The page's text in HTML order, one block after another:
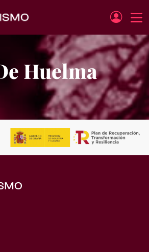
principal
Huelma